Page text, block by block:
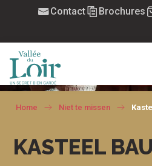
principal
Contact Brochures
EN DE
Home Niet te missen
KASTEEL